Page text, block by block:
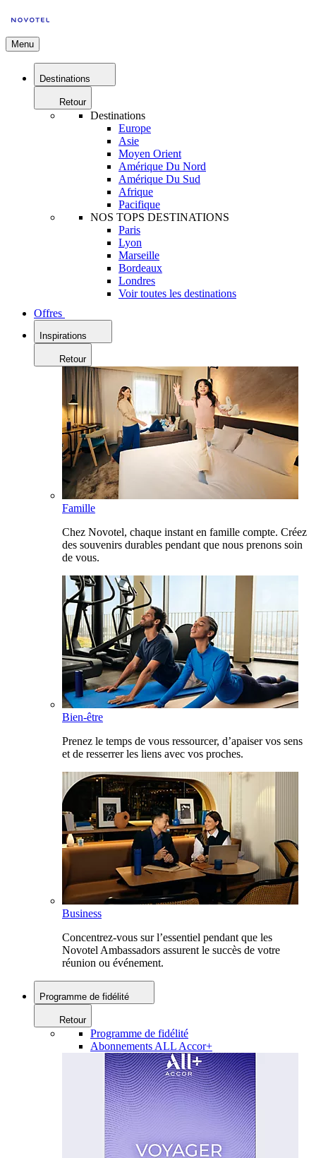
Menu
Destinations
Retour
Destinations
Europe
Asie
Moyen Orient
Amérique Du Nord
Amérique Du Sud
Afrique
Pacifique
NOS TOPS DESTINATIONS
Paris
Lyon
Marseille
Bordeaux
Londres
Voir toutes les destinations
Offres
Inspirations
Retour
Famille
Chez Novotel, chaque instant en famille compte. Créez
des souvenirs durables pendant que nous prenons soin
de vous.
Bien-être
Prenez le temps de vous ressourcer, d’apaiser vos sens
et de resserrer les liens avec vos proches.
Business
Concentrez-vous sur l’essentiel pendant que les
Novotel Ambassadors assurent le succès de votre
réunion ou événement.
Programme de fidélité
Retour
Programme de fidélité
Abonnements ALL Accor+